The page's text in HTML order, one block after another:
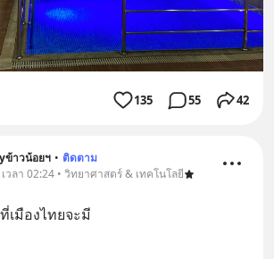
135 55 42
ข้าวน้อยฯ • ติดตาม
วลา 02:24 • วิทยาศาสตร์ & เทคโนโลยี
เมืองไทยจะมี